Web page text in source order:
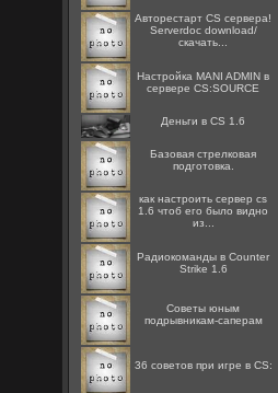
Авторестарт CS сервера!
Serverdoc download/
скачать...
Настройка MANI ADMIN в
сервере CS:SOURCE
Деньги в CS 1.6
Базовая стрелковая
подготовка.
как настроить сервер cs
1.6 чтоб его было видно
из...
Радиокоманды в Counter
Strike 1.6
Советы юным
подрывникам-саперам
36 советов при игре в CS: